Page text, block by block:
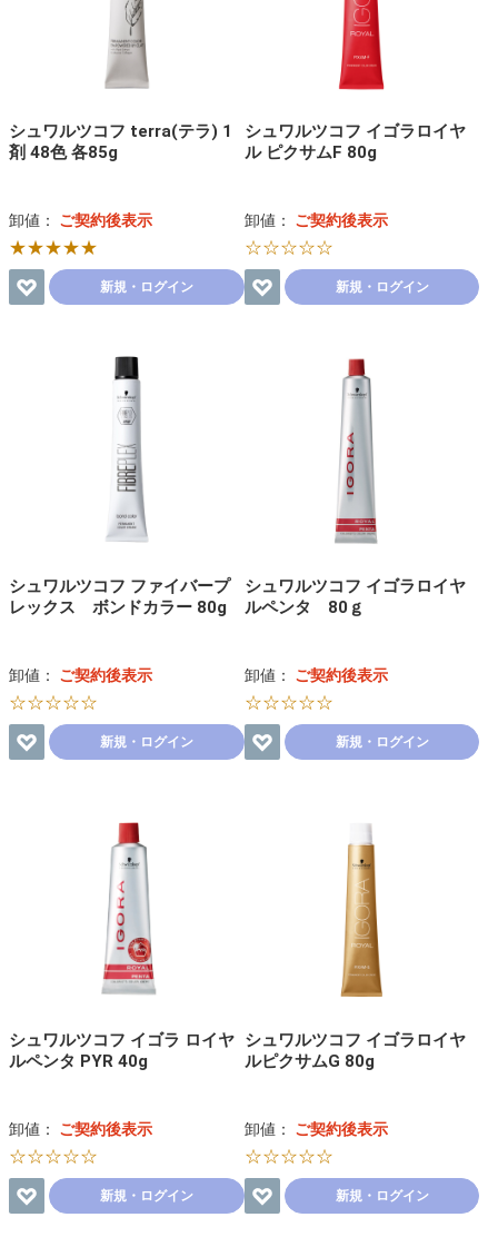
シュワルツコフ terra(テラ) 1
剤 48色 各85g
卸値： ご契約後表示
★★★★★
新規・ログイン
シュワルツコフ イゴラロイヤ
ル ピクサムF 80g
卸値： ご契約後表示
☆☆☆☆☆
新規・ログイン
シュワルツコフ ファイバープ
レックス ボンドカラー 80g
卸値： ご契約後表示
☆☆☆☆☆
新規・ログイン
シュワルツコフ イゴラロイヤ
ルペンタ 80ｇ
卸値： ご契約後表示
☆☆☆☆☆
新規・ログイン
シュワルツコフ イゴラ ロイヤ
ルペンタ PYR 40g
卸値： ご契約後表示
☆☆☆☆☆
新規・ログイン
シュワルツコフ イゴラロイヤ
ルピクサムG 80g
卸値： ご契約後表示
☆☆☆☆☆
新規・ログイン